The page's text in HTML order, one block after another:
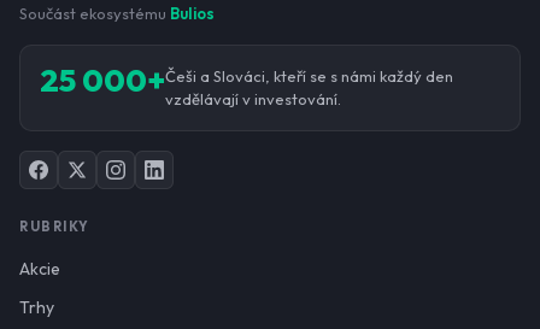
Součást ekosystému Bulios
25 000+Češi a Slováci, kteří se s námi každý den
vzdělávají v investování.
RUBRIKY
Akcie
Trhy